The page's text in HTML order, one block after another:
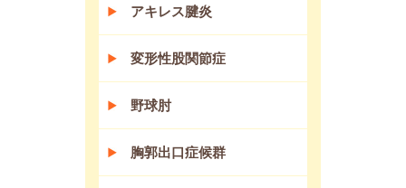
アキレス腱炎
変形性股関節症
野球肘
胸郭出口症候群